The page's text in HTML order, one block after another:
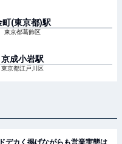
町(東京都)駅
東京都葛飾区
京成小岩駅
東京都江戸川区
デカく掲げながらも営業実態は